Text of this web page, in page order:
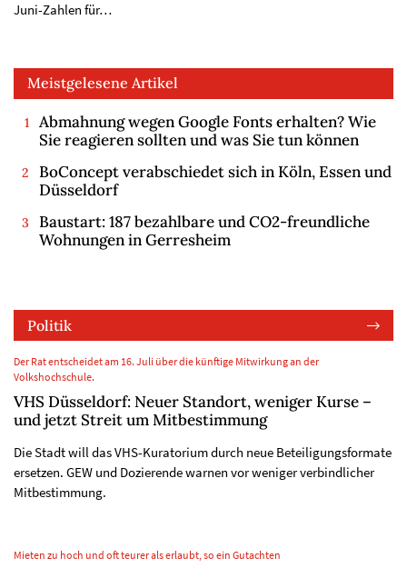
Juni-Zahlen für…
Meistgelesene Artikel
Abmahnung wegen Google Fonts erhalten? Wie
Sie reagieren sollten und was Sie tun können
BoConcept verabschiedet sich in Köln, Essen und
Düsseldorf
Baustart: 187 bezahlbare und CO2-freundliche
Wohnungen in Gerresheim
Politik
Der Rat entscheidet am 16. Juli über die künftige Mitwirkung an der
Volkshochschule.
VHS Düsseldorf: Neuer Standort, weniger Kurse –
und jetzt Streit um Mitbestimmung
Die Stadt will das VHS-Kuratorium durch neue Beteiligungsformate
ersetzen. GEW und Dozierende warnen vor weniger verbindlicher
Mitbestimmung.
Mieten zu hoch und oft teurer als erlaubt, so ein Gutachten